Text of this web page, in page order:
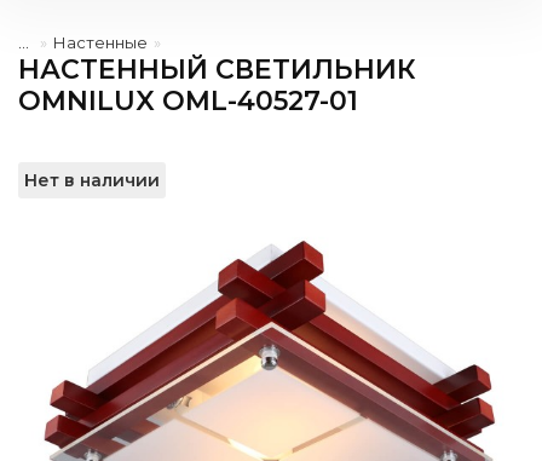
Настенные
НАСТЕННЫЙ СВЕТИЛЬНИК
OMNILUX OML-40527-01
Нет в наличии